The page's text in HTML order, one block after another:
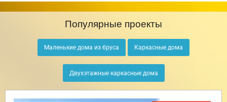
Популярные проекты
Маленькие дома из бруса Каркасные дома
Двухэтажные каркасные дома